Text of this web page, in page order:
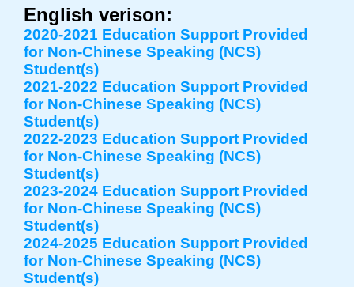
English verison:
2020-2021 Education Support Provided
for Non-Chinese Speaking (NCS)
Student(s)
2021-2022 Education Support Provided
for Non-Chinese Speaking (NCS)
Student(s)
2022-2023 Education Support Provided
for Non-Chinese Speaking (NCS)
Student(s)
2023-2024 Education Support Provided
for Non-Chinese Speaking (NCS)
Student(s)
2024-2025 Education Support Provided
for Non-Chinese Speaking (NCS)
Student(s)